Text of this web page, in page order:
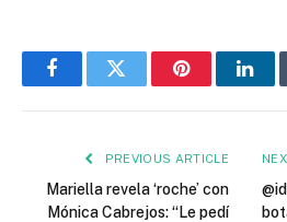
FacebookTwitter Pinterest
PREVIOUS ARTICLE
Mariella revela ‘roche’ con
Mónica Cabrejos: “Le pedí